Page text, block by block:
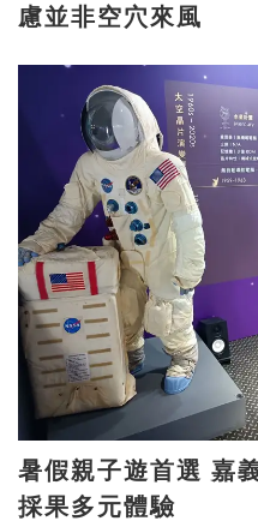
慮並非空穴來風
暑假親子遊首選 嘉
採果多元體驗